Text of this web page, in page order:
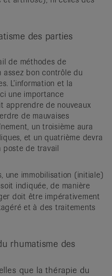
des parties
de méthodes de
bon contrôle du
L’information et la
une importance
apprendre de nouveaux
de mauvaises
un troisième aura
et un quatrième devra
poste de travail
une immobilisation (initiale)
indiquée, de manière
doit être impérativement
et à des traitements
rhumatisme des
que la thérapie du